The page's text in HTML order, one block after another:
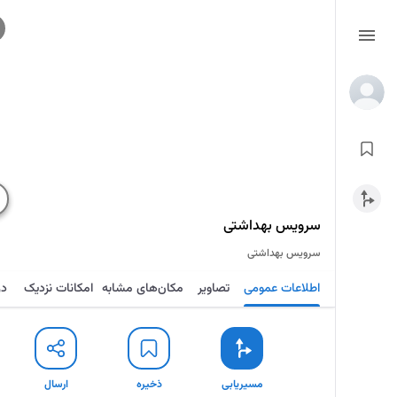
سرویس بهداشتی
سرویس بهداشتی
اطلاعات عمومی تصاویر مکان‌های مشابه امکانات نزدیک
مسیریابی ذخیره ارسال